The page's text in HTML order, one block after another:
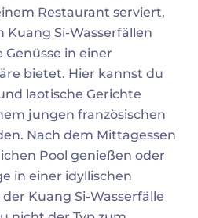
Restaurant serviert,
Kuang Si-Wasserfällen
in einer
bietet. Hier kannst du
laotische Gerichte
jungen französischen
Nach dem Mittagessen
Pool genießen oder
in einer idyllischen
Kuang Si-Wasserfälle